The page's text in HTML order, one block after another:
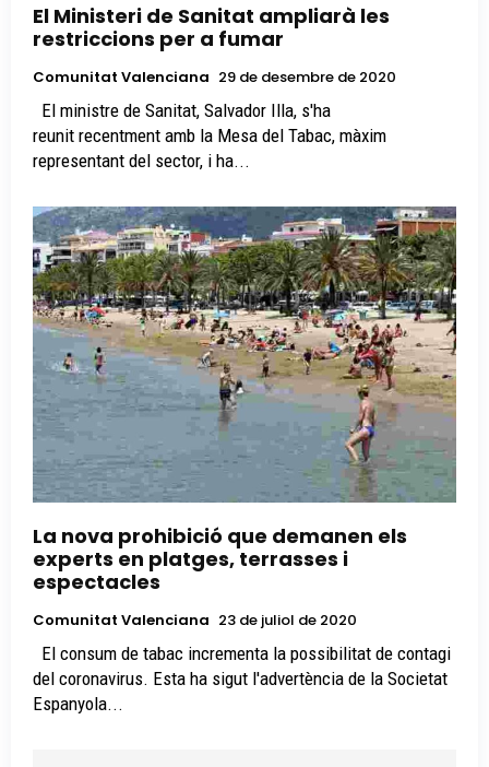
El Ministeri de Sanitat ampliarà les
restriccions per a fumar
Comunitat Valenciana 29 de desembre de 2020
reunit recentment amb la Mesa del Tabac, màxim
representant del sector, i ha...
La nova prohibició que demanen els
experts en platges, terrasses i
espectacles
Comunitat Valenciana 23 de juliol de 2020
del coronavirus. Esta ha sigut l'advertència de la Societat
Espanyola...